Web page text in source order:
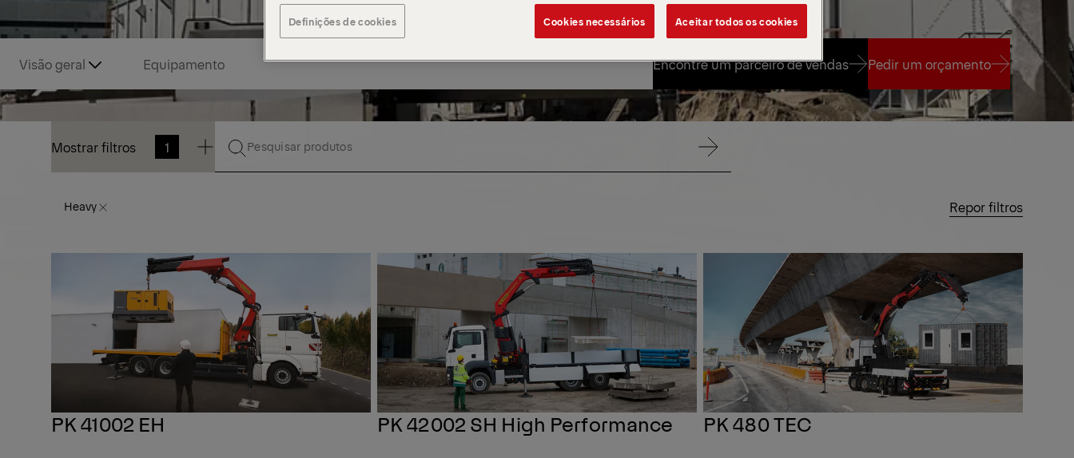
Visão geral Equipamento Encontre um parceiro de vendas
Encontre um parceiro de vendas
Pedir um orçamento
Pedir um orçamento
Mostrar filtros
1
Heavy Repor filtros
PK 41002 EH PK 42002 SH High Performance PK 480 TEC
Definições de cookies Cookies necessários Aceitar todos os cookies